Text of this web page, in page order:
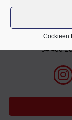
Cookieen
94 400